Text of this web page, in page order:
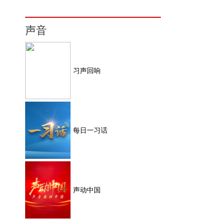
声音
习声回响
每日一习话
声动中国